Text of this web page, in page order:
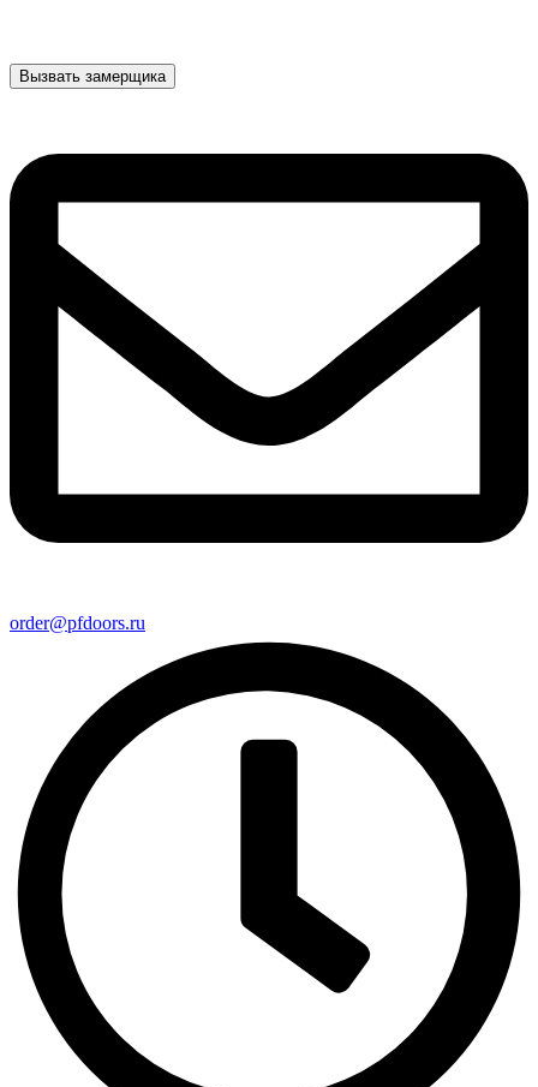
Вызвать замерщика
order@pfdoors.ru